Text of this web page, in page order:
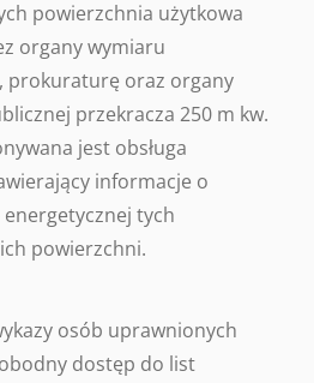
powierzchnia użytkowa
organy wymiaru
prokuraturę oraz organy
przekracza 250 m kw.
jest obsługa
informacje o
tych
powierzchni.
osób uprawnionych
dostęp do list